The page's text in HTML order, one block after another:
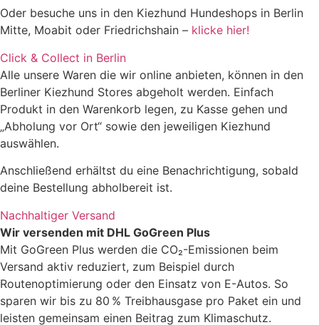
Oder besuche uns in den Kiezhund Hundeshops in Berlin
Mitte, Moabit oder Friedrichshain – klicke hier!
Click & Collect in Berlin
Alle unsere Waren die wir online anbieten, können in den
Berliner Kiezhund Stores abgeholt werden. Einfach
Produkt in den Warenkorb legen, zu Kasse gehen und
„Abholung vor Ort“ sowie den jeweiligen Kiezhund
auswählen.
Anschließend erhältst du eine Benachrichtigung, sobald
deine Bestellung abholbereit ist.
Nachhaltiger Versand
Wir versenden mit DHL GoGreen Plus
Mit GoGreen Plus werden die CO₂-Emissionen beim
Versand aktiv reduziert, zum Beispiel durch
Routenoptimierung oder den Einsatz von E-Autos. So
sparen wir bis zu 80 % Treibhausgase pro Paket ein und
leisten gemeinsam einen Beitrag zum Klimaschutz.